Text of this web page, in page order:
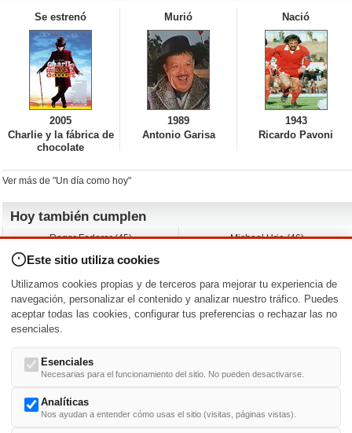
Se estrenó
2005
Charlie y la fábrica de
chocolate
Murió
1989
Antonio Garisa
Nació
1943
Ricardo Pavoni
Ver más de "Un día como hoy"
Hoy también cumplen
Roger Federer (45)
Dustin Hoffman (89)
Martin Brest (75)
Adam Roarke (89)
Michael Urie (46)
Jimmy Jean-Louis (58)
Ken Baumann (37)
Nacimientos y estrenos en la fecha
DD/MM /
Este sitio utiliza cookies
Utilizamos cookies propias y de terceros para mejorar tu experiencia de
navegación, personalizar el contenido y analizar nuestro tráfico. Puedes
aceptar todas las cookies, configurar tus preferencias o rechazar las no
esenciales.
Esenciales
Necesarias para el funcionamiento del sitio. No pueden desactivarse.
Analíticas
Nos ayudan a entender cómo usas el sitio (visitas, páginas vistas).